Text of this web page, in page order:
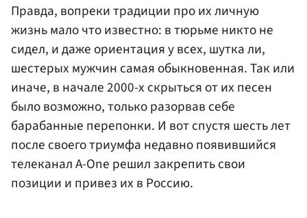
Правда, вопреки традиции про их личную
жизнь мало что известно: в тюрьме никто не
сидел, и даже ориентация у всех, шутка ли,
шестерых мужчин самая обыкновенная. Так или
иначе, в начале 2000-х скрыться от их песен
было возможно, только разорвав себе
барабанные перепонки. И вот спустя шесть лет
после своего триумфа недавно появившийся
телеканал A-One решил закрепить свои
позиции и привез их в Россию.